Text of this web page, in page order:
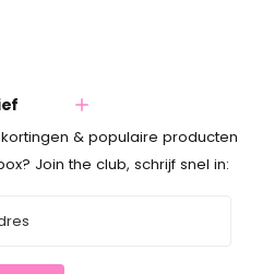
kortingen & populaire producten
Join the club, schrijf snel in: